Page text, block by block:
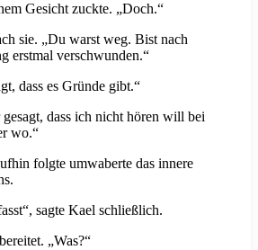
Gesicht zuckte. „Doch.“
sie. „Du warst weg. Bist nach
erstmal verschwunden.“
dass es Gründe gibt.“
dass ich nicht hören will bei
wo.“
folgte umwaberte das innere
sagte Kael schließlich.
„Was?“